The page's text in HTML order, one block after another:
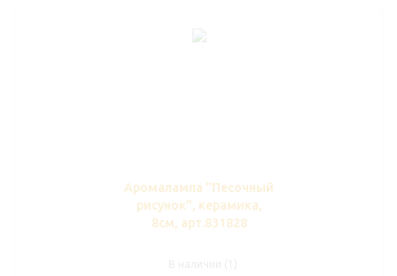
Аромалампа "Песочный
рисунок", керамика,
8см, арт.831828